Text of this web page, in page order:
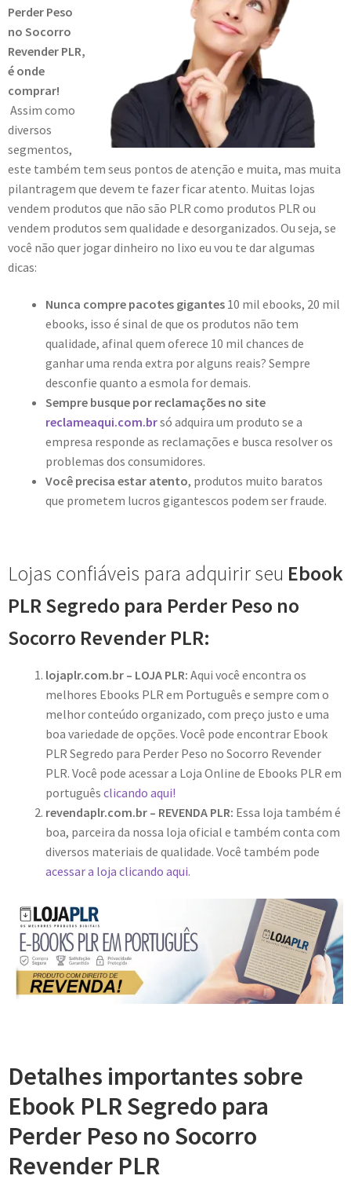
Perder Peso
no Socorro
Revender PLR,
é onde
comprar!
Assim como
diversos
segmentos,
este também tem seus pontos de atenção e muita, mas muita
pilantragem que devem te fazer ficar atento. Muitas lojas
vendem produtos que não são PLR como produtos PLR ou
vendem produtos sem qualidade e desorganizados. Ou seja, se
você não quer jogar dinheiro no lixo eu vou te dar algumas
dicas:
Nunca compre pacotes gigantes 10 mil ebooks, 20 mil
ebooks, isso é sinal de que os produtos não tem
qualidade, afinal quem oferece 10 mil chances de
ganhar uma renda extra por alguns reais? Sempre
desconfie quanto a esmola for demais.
Sempre busque por reclamações no site
reclameaqui.com.brsó adquira um produto se a
empresa responde as reclamações e busca resolver os
problemas dos consumidores.
Você precisa estar atento, produtos muito baratos
que prometem lucros gigantescos podem ser fraude.
Lojas confiáveis para adquirir seu Ebook
PLR Segredo para Perder Peso no
Socorro Revender PLR:
lojaplr.com.br – LOJA PLR: Aqui você encontra os
melhores Ebooks PLR em Português e sempre com o
melhor conteúdo organizado, com preço justo e uma
boa variedade de opções. Você pode encontrar Ebook
PLR Segredo para Perder Peso no Socorro Revender
PLR. Você pode acessar a Loja Online de Ebooks PLR em
português clicando aqui!
revendaplr.com.br – REVENDA PLR: Essa loja também é
boa, parceira da nossa loja oficial e também conta com
diversos materiais de qualidade. Você também pode
acessar a loja clicando aqui.
Detalhes importantes sobre
Ebook PLR Segredo para
Perder Peso no Socorro
Revender PLR